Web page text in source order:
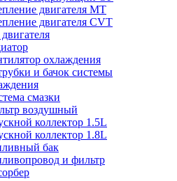
двигателя MT
двигателя CVT
охлаждения
и бачок системы
смазки
воздушный
коллектор 1.5L
коллектор 1.8L
бак
и фильтр